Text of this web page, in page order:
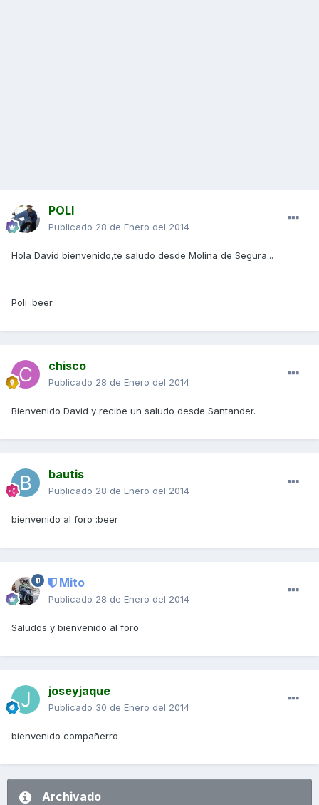
POLI
Publicado 28 de Enero del 2014
Hola David bienvenido,te saludo desde Molina de Segura...
Poli :beer
chisco
Publicado 28 de Enero del 2014
Bienvenido David y recibe un saludo desde Santander.
bautis
Publicado 28 de Enero del 2014
bienvenido al foro :beer
Mito
Publicado 28 de Enero del 2014
Saludos y bienvenido al foro
joseyjaque
Publicado 30 de Enero del 2014
bienvenido compañerro
Archivado